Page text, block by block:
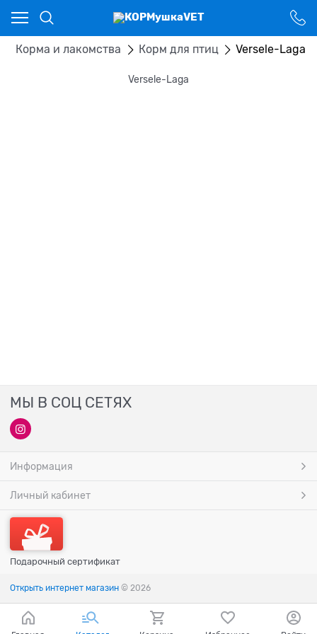
Корма и лакомства Корм для птиц Versele-Laga
Versele-Laga
МЫ В СОЦ СЕТЯХ
Информация
Личный кабинет
Подарочный сертификат
Открыть интернет магазин © 2026
Ваш город - Костанай,
угадали?